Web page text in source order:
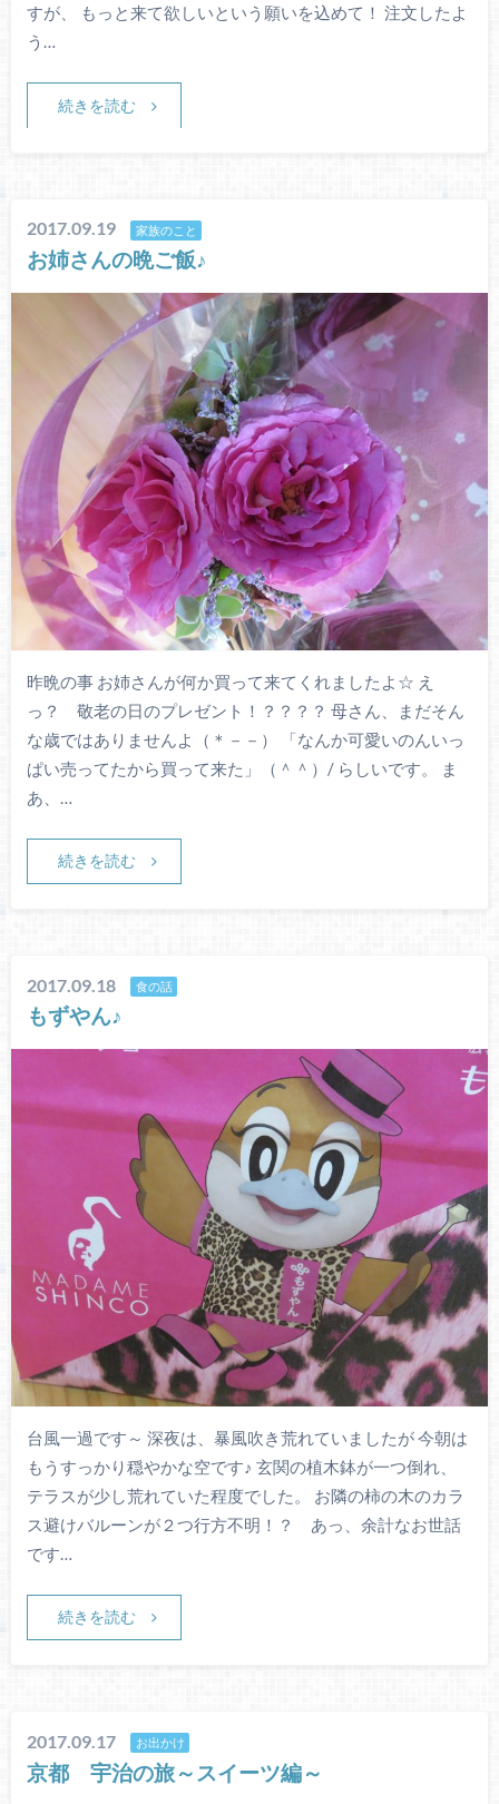
すが、 もっと来て欲しいという願いを込めて！ 注文したよ
う…
続きを読む
2017.09.19 家族のこと
お姉さんの晩ご飯♪
昨晩の事 お姉さんが何か買って来てくれましたよ☆ え
っ？ 敬老の日のプレゼント！？？？？ 母さん、まだそん
な歳ではありませんよ（＊－－） 「なんか可愛いのんいっ
ぱい売ってたから買って来た」（＾＾）/ らしいです。 ま
あ、…
続きを読む
2017.09.18 食の話
もずやん♪
台風一過です～ 深夜は、暴風吹き荒れていましたが 今朝は
もうすっかり穏やかな空です♪ 玄関の植木鉢が一つ倒れ、
テラスが少し荒れていた程度でした。 お隣の柿の木のカラ
ス避けバルーンが２つ行方不明！？ あっ、余計なお世話
です…
続きを読む
2017.09.17 お出かけ
京都 宇治の旅～スイーツ編～